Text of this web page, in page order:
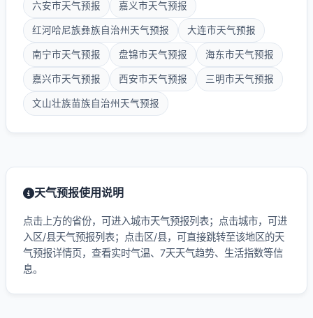
六安市天气预报 嘉义市天气预报
红河哈尼族彝族自治州天气预报 大连市天气预报
南宁市天气预报 盘锦市天气预报 海东市天气预报
嘉兴市天气预报 西安市天气预报 三明市天气预报
文山壮族苗族自治州天气预报
天气预报使用说明
点击上方的省份，可进入城市天气预报列表；点击城市，可进
入区/县天气预报列表；点击区/县，可直接跳转至该地区的天
气预报详情页，查看实时气温、7天天气趋势、生活指数等信
息。